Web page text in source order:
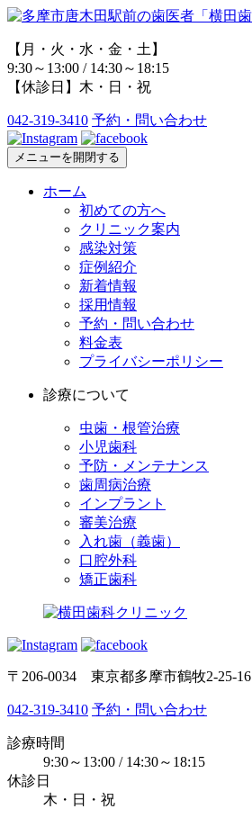
【月・火・水・金・土】
9:30～13:00 / 14:30～18:15
【休診日】木・日・祝
042-319-3410 予約・問い合わせ
メニューを開閉する
ホーム
初めての方へ
クリニック案内
感染対策
症例紹介
新着情報
採用情報
予約・問い合わせ
料金表
プライバシーポリシー
診療について
虫歯・根管治療
小児歯科
予防・メンテナンス
歯周病治療
インプラント
審美治療
入れ歯（義歯）
口腔外科
矯正歯科
〒206-0034 東京都多摩市鶴牧2-25-16
042-319-3410 予約・問い合わせ
診療時間
9:30～13:00 / 14:30～18:15
休診日
木・日・祝